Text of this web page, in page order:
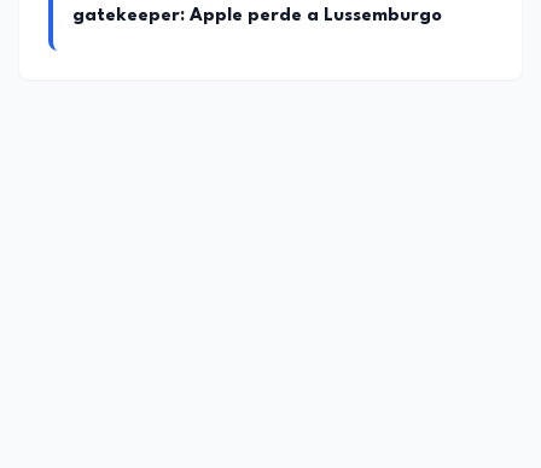
gatekeeper: Apple perde a Lussemburgo